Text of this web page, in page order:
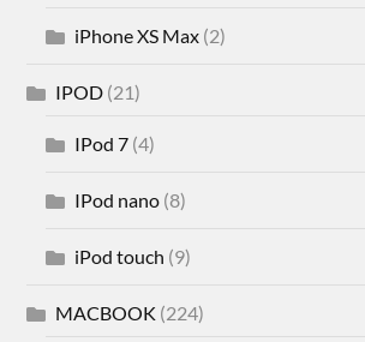
iPhone XS Max (2)
IPOD (21)
IPod 7 (4)
IPod nano (8)
iPod touch (9)
MACBOOK (224)